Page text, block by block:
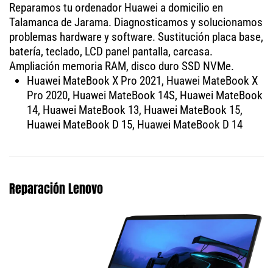
Reparamos tu ordenador Huawei a domicilio en
Talamanca de Jarama. Diagnosticamos y solucionamos
problemas hardware y software. Sustitución placa base,
batería, teclado, LCD panel pantalla, carcasa.
Ampliación memoria RAM, disco duro SSD NVMe.
Huawei MateBook X Pro 2021, Huawei MateBook X
Pro 2020, Huawei MateBook 14S, Huawei MateBook
14, Huawei MateBook 13, Huawei MateBook 15,
Huawei MateBook D 15, Huawei MateBook D 14
Reparación Lenovo